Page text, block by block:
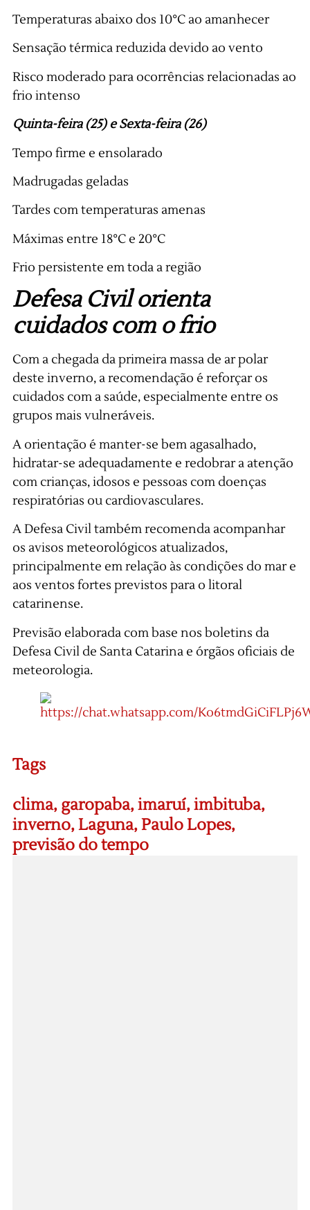
Temperaturas abaixo dos 10°C ao amanhecer
Sensação térmica reduzida devido ao vento
Risco moderado para ocorrências relacionadas ao
frio intenso
Quinta-feira (25) e Sexta-feira (26)
Tempo firme e ensolarado
Madrugadas geladas
Tardes com temperaturas amenas
Máximas entre 18°C e 20°C
Frio persistente em toda a região
Defesa Civil orienta
cuidados com o frio
Com a chegada da primeira massa de ar polar
deste inverno, a recomendação é reforçar os
cuidados com a saúde, especialmente entre os
grupos mais vulneráveis.
A orientação é manter-se bem agasalhado,
hidratar-se adequadamente e redobrar a atenção
com crianças, idosos e pessoas com doenças
respiratórias ou cardiovasculares.
A Defesa Civil também recomenda acompanhar
os avisos meteorológicos atualizados,
principalmente em relação às condições do mar e
aos ventos fortes previstos para o litoral
catarinense.
Previsão elaborada com base nos boletins da
Defesa Civil de Santa Catarina e órgãos oficiais de
meteorologia.
Tags
clima, garopaba,imaruí,imbituba,
inverno,Laguna,Paulo Lopes,
previsão do tempo